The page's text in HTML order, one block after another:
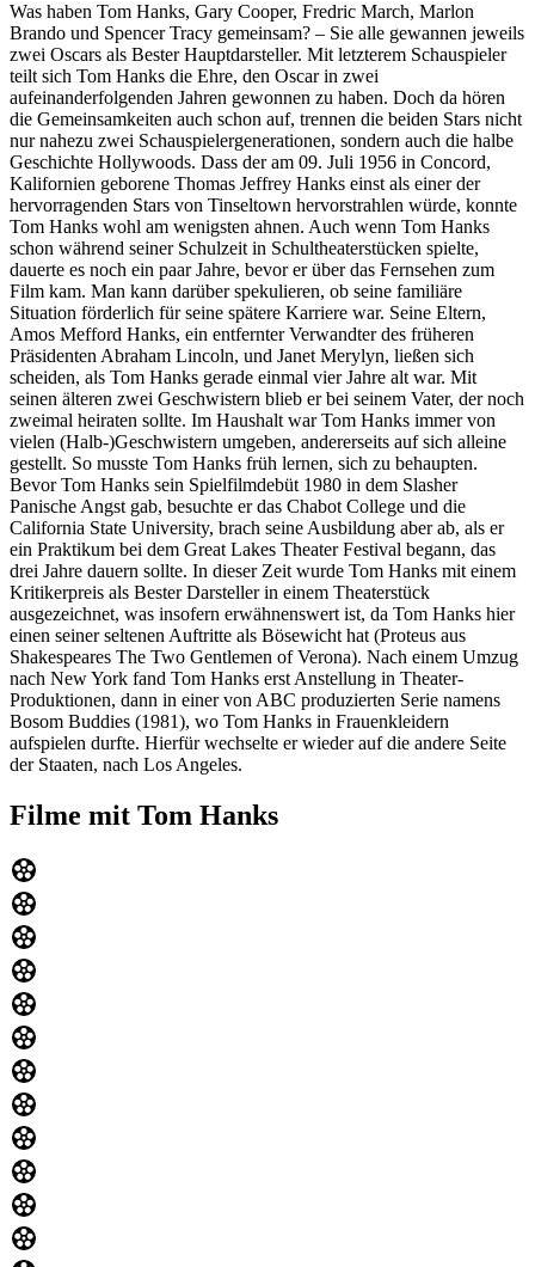
Was haben Tom Hanks, Gary Cooper, Fredric March, Marlon
Brando und Spencer Tracy gemeinsam? – Sie alle gewannen jeweils
zwei Oscars als Bester Hauptdarsteller. Mit letzterem Schauspieler
teilt sich Tom Hanks die Ehre, den Oscar in zwei
aufeinanderfolgenden Jahren gewonnen zu haben. Doch da hören
die Gemeinsamkeiten auch schon auf, trennen die beiden Stars nicht
nur nahezu zwei Schauspielergenerationen, sondern auch die halbe
Geschichte Hollywoods. Dass der am 09. Juli 1956 in Concord,
Kalifornien geborene Thomas Jeffrey Hanks einst als einer der
hervorragenden Stars von Tinseltown hervorstrahlen würde, konnte
Tom Hanks wohl am wenigsten ahnen. Auch wenn Tom Hanks
schon während seiner Schulzeit in Schultheaterstücken spielte,
dauerte es noch ein paar Jahre, bevor er über das Fernsehen zum
Film kam. Man kann darüber spekulieren, ob seine familiäre
Situation förderlich für seine spätere Karriere war. Seine Eltern,
Amos Mefford Hanks, ein entfernter Verwandter des früheren
Präsidenten Abraham Lincoln, und Janet Merylyn, ließen sich
scheiden, als Tom Hanks gerade einmal vier Jahre alt war. Mit
seinen älteren zwei Geschwistern blieb er bei seinem Vater, der noch
zweimal heiraten sollte. Im Haushalt war Tom Hanks immer von
vielen (Halb-)Geschwistern umgeben, andererseits auf sich alleine
gestellt. So musste Tom Hanks früh lernen, sich zu behaupten.
Bevor Tom Hanks sein Spielfilmdebüt 1980 in dem Slasher
Panische Angst gab, besuchte er das Chabot College und die
California State University, brach seine Ausbildung aber ab, als er
ein Praktikum bei dem Great Lakes Theater Festival begann, das
drei Jahre dauern sollte. In dieser Zeit wurde Tom Hanks mit einem
Kritikerpreis als Bester Darsteller in einem Theaterstück
ausgezeichnet, was insofern erwähnenswert ist, da Tom Hanks hier
einen seiner seltenen Auftritte als Bösewicht hat (Proteus aus
Shakespeares The Two Gentlemen of Verona). Nach einem Umzug
nach New York fand Tom Hanks erst Anstellung in Theater-
Produktionen, dann in einer von ABC produzierten Serie namens
Bosom Buddies (1981), wo Tom Hanks in Frauenkleidern
aufspielen durfte. Hierfür wechselte er wieder auf die andere Seite
der Staaten, nach Los Angeles.
Filme mit Tom Hanks